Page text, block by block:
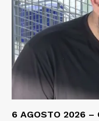
6 AGOSTO 2026 –